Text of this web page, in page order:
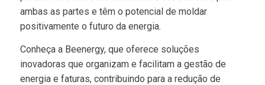
ambas as partes e têm o potencial de moldar
positivamente o futuro da energia.
Conheça a Beenergy, que oferece soluções
inovadoras que organizam e facilitam a gestão de
energia e faturas, contribuindo para a redução de